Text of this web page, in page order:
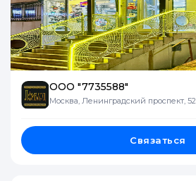
ООО "7735588"
Москва, Ленинградский проспект, 52
Связаться